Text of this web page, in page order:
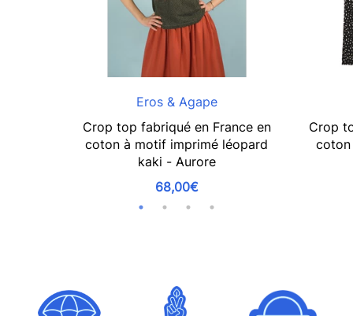
Eros & Agape
Crop top fabriqué en France en
coton à motif imprimé léopard
kaki - Aurore
68,00€
Crop